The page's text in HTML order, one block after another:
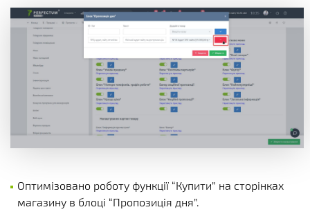
Оптимізовано роботу функції “Купити” на сторінках
магазину в блоці “Пропозиція дня”.